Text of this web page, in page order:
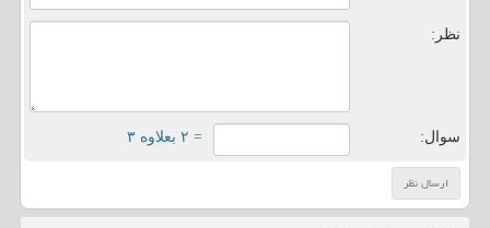
نظر:
سوال: = ۲ بعلاوه ۳